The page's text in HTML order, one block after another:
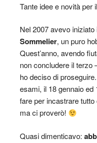
Tante idee e novità per
Nel 2007 avevo iniziato
Sommelier, un puro
Quest’anno, avendo
non concludere il terzo
ho deciso di
esami, il 18 gennaio
fare per incastrare
ma ci proverò!
Quasi dimenticavo: